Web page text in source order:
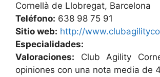
Cornellà de Llobregat, Barcelona
Teléfono: 638 98 75 91
Sitio web: http://
Especialidades:
Valoraciones: Club Agility
opiniones con una nota media de